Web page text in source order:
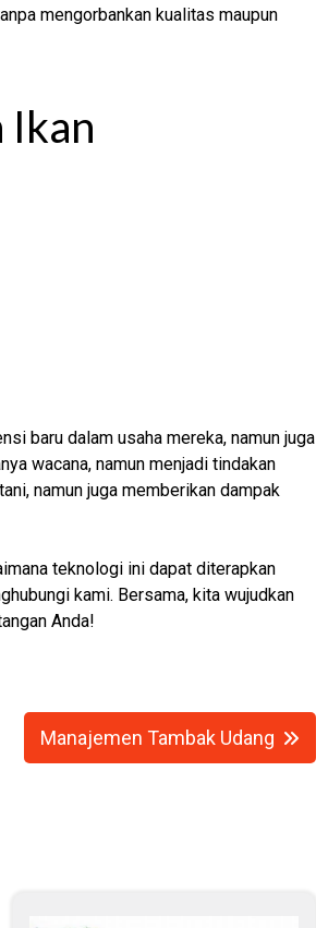
mengorbankan kualitas maupun
Ikan
baru dalam usaha mereka, namun juga
wacana, namun menjadi tindakan
namun juga memberikan dampak
teknologi ini dapat diterapkan
kami. Bersama, kita wujudkan
Anda!
Manajemen Tambak Udang